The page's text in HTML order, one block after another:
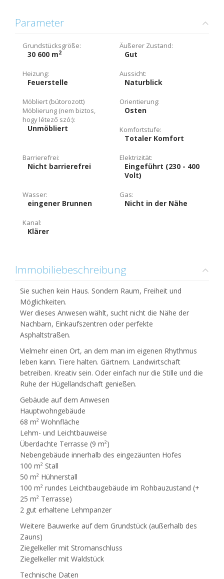
Parameter
Grundstücksgröße:
30 600 m2
Äußerer Zustand:
Gut
Heizung:
Feuerstelle
Aussicht:
Naturblick
Möbliert (bútorozott)
Möblierung (nem biztos,
hogy létező szó:):
Unmöbliert
Orientierung:
Osten
Komfortstufe:
Totaler Komfort
Barrierefrei:
Nicht barrierefrei
Elektrizität:
Eingeführt (230 - 400
Volt)
Wasser:
eingener Brunnen
Gas:
Nicht in der Nähe
Kanal:
Klärer
Immobiliebeschreibung
Sie suchen kein Haus. Sondern Raum, Freiheit und
Möglichkeiten.
Wer dieses Anwesen wählt, sucht nicht die Nähe der
Nachbarn, Einkaufszentren oder perfekte
Asphaltstraßen.
Vielmehr einen Ort, an dem man im eigenen Rhythmus
leben kann. Tiere halten. Gärtnern. Landwirtschaft
betreiben. Kreativ sein. Oder einfach nur die Stille und die
Ruhe der Hügellandschaft genießen.
Gebäude auf dem Anwesen
Hauptwohngebäude
68 m² Wohnfläche
Lehm- und Leichtbauweise
Überdachte Terrasse (9 m²)
Nebengebäude innerhalb des eingezäunten Hofes
100 m² Stall
50 m² Hühnerstall
100 m² rundes Leichtbaugebäude im Rohbauzustand (+
25 m² Terrasse)
2 gut erhaltene Lehmpanzer
Weitere Bauwerke auf dem Grundstück (außerhalb des
Zauns)
Ziegelkeller mit Stromanschluss
Ziegelkeller mit Waldstück
Technische Daten